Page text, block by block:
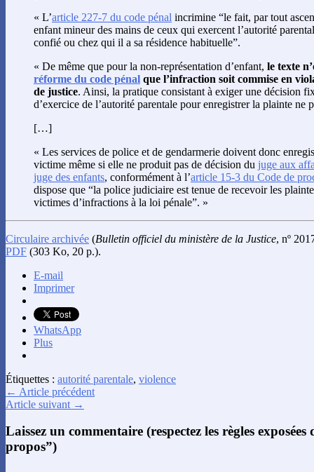
« L’article 227-7 du code pénal incrimine “le fait, par tout
enfant mineur des mains de ceux qui exercent l’autorité
confié ou chez qui il a sa résidence habituelle”.
« De même que pour la non-représentation d’enfant, le texte
réforme du code pénal que l’infraction soit commise en
de justice. Ainsi, la pratique consistant à exiger une décision
d’exercice de l’autorité parentale pour enregistrer la plainte ne
[…]
« Les services de police et de gendarmerie doivent donc
victime même si elle ne produit pas de décision du juge aux
juge des enfants, conformément à l’article 15-3 du Code de
dispose que “la police judiciaire est tenue de recevoir les
victimes d’infractions à la loi pénale”. »
Circulaire archivée (Bulletin officiel du ministère de la Justice, nº
PDF (303 Ko, 20 p.).
E-mail
Imprimer
WhatsApp
Plus
Étiquettes : autorité parentale, violence
← Article précédent
Article suivant →
Laissez un commentaire (respectez les règles
propos”)